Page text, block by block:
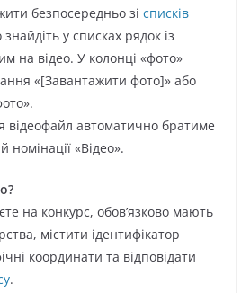
безпосередньо зі списків
у списках рядок із
на відео. У колонці «фото»
«[Завантажити фото]» або
відеофайл автоматично братиме
номінації «Відео».
на конкурс, обов’язково мають
містити ідентифікатор
координати та відповідати
.